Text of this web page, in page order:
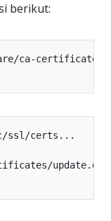
berikut:
ssl/certs...